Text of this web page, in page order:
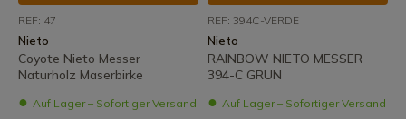
REF: 47
Nieto
Coyote Nieto Messer
Naturholz Maserbirke
Auf Lager – Sofortiger Versand
REF: 394C-VERDE
Nieto
RAINBOW NIETO MESSER
394-C GRÜN
Auf Lager – Sofortiger Versand